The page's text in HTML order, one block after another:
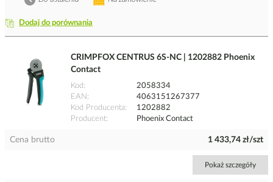
Dodaj do porównania
CRIMPFOX CENTRUS 6S-NC | 1202882 Phoenix
Contact
Kod
2058334
EAN
4063151267377
Kod Producenta
1202882
Producent
Phoenix Contact
Cena brutto 1 433,74 zł/szt
Pokaż szczegóły